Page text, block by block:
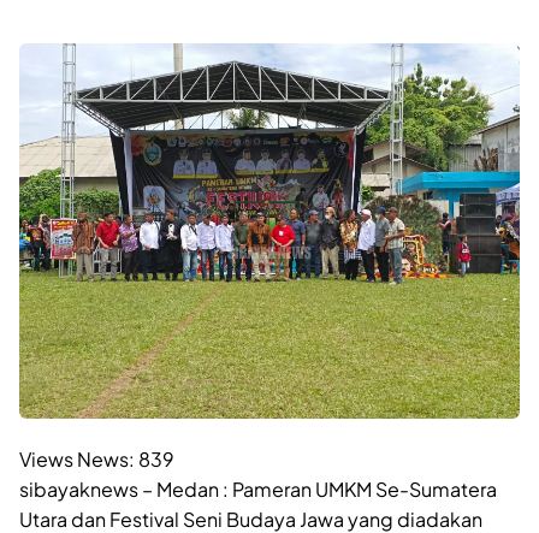
Views News: 839
sibayaknews – Medan : Pameran UMKM Se-Sumatera
Utara dan Festival Seni Budaya Jawa yang diadakan